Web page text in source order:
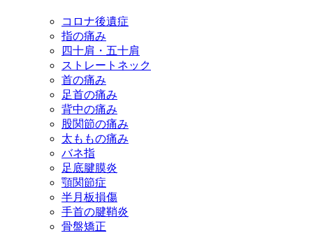
コロナ後遺症
指の痛み
四十肩・五十肩
ストレートネック
首の痛み
足首の痛み
背中の痛み
股関節の痛み
太ももの痛み
バネ指
足底腱膜炎
顎関節症
半月板損傷
手首の腱鞘炎
骨盤矯正